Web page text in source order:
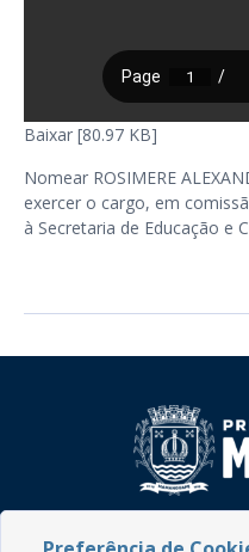
Baixar [80.97 KB]
Nomear ROSIMERE
exercer o cargo, em
à Secretaria de Educação e